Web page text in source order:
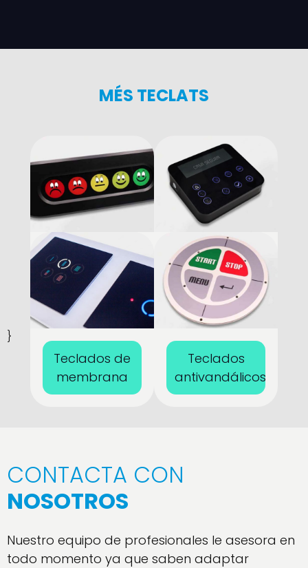
MÉS TECLATS
Teclados
touchless
Teclados
capacitivos
Teclados de
membrana
Teclados
antivandálicos
}
CONTACTA CON
NOSOTROS
Nuestro equipo de profesionales le asesora en
todo momento ya que saben adaptar